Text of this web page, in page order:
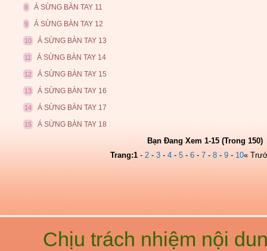
8 Á SỪNG BÀN TAY 11
9 Á SỪNG BÀN TAY 12
10 Á SỪNG BÀN TAY 13
11 Á SỪNG BÀN TAY 14
12 Á SỪNG BÀN TAY 15
13 Á SỪNG BÀN TAY 16
14 Á SỪNG BÀN TAY 17
15 Á SỪNG BÀN TAY 18
Bạn Đang Xem 1-15 (Trong 150)
Trang:1 -2 -3 -4 -5 -6 -7 -8 -9 - 10«
Chịu trách nhiệm nội